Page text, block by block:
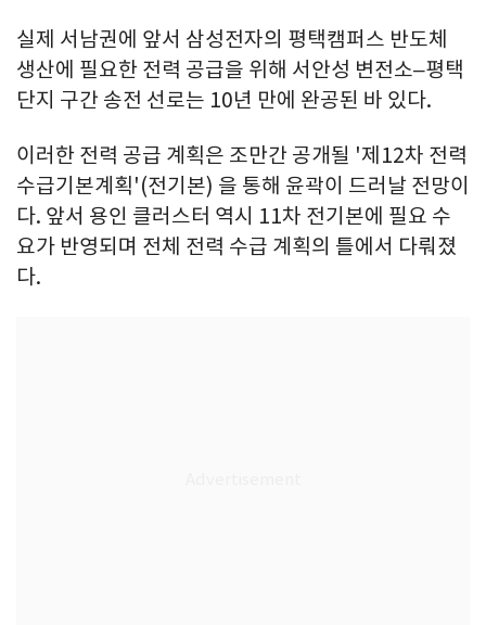
실제 서남권에 앞서 삼성전자의 평택캠퍼스 반도체
생산에 필요한 전력 공급을 위해 서안성 변전소–평택
단지 구간 송전 선로는 10년 만에 완공된 바 있다.
이러한 전력 공급 계획은 조만간 공개될 '제12차 전력
수급기본계획'(전기본) 을 통해 윤곽이 드러날 전망이
다. 앞서 용인 클러스터 역시 11차 전기본에 필요 수
요가 반영되며 전체 전력 수급 계획의 틀에서 다뤄졌
다.